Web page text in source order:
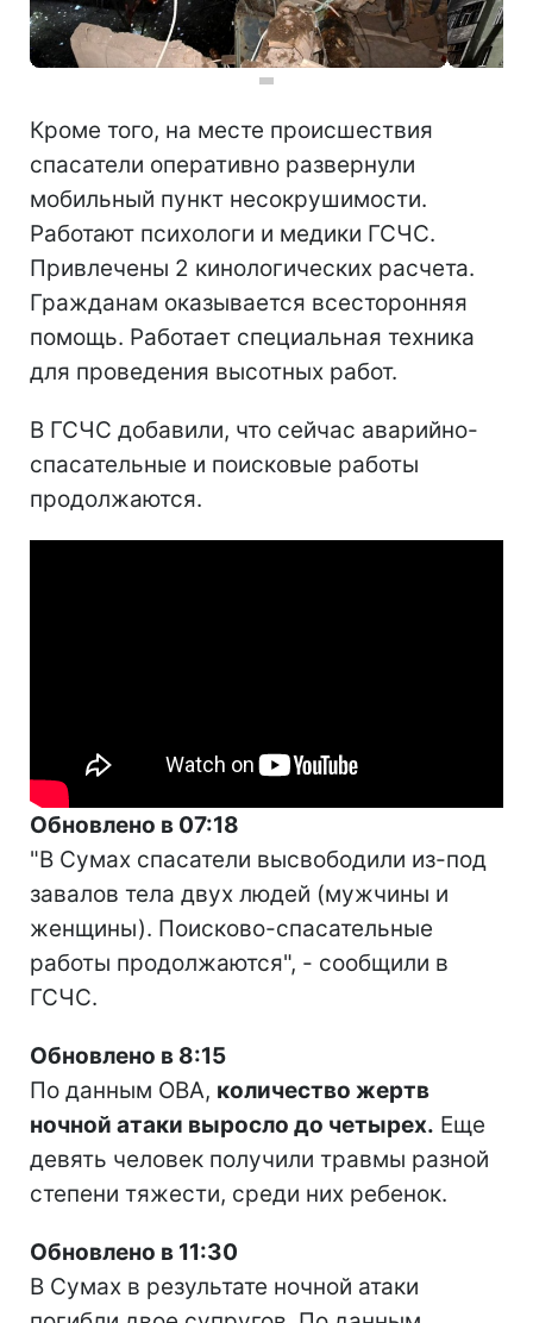
Кроме того, на месте происшествия
спасатели оперативно развернули
мобильный пункт несокрушимости.
Работают психологи и медики ГСЧС.
Привлечены 2 кинологических расчета.
Гражданам оказывается всесторонняя
помощь. Работает специальная техника
для проведения высотных работ.
В ГСЧС добавили, что сейчас аварийно-
спасательные и поисковые работы
продолжаются.
Обновлено в 07:18
"В Сумах спасатели высвободили из-под
завалов тела двух людей (мужчины и
женщины). Поисково-спасательные
работы продолжаются", - сообщили в
ГСЧС.
Обновлено в 8:15
По данным ОВА, количество жертв
ночной атаки выросло до четырех. Еще
девять человек получили травмы разной
степени тяжести, среди них ребенок.
Обновлено в 11:30
В Сумах в результате ночной атаки